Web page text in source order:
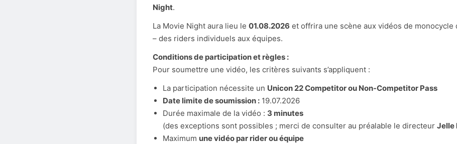
Night.
La Movie Night aura lieu le 01.08.2026 et offrira une scène aux vidéos de monocycle
– des riders individuels aux équipes.
Conditions de participation et règles :
Pour soumettre une vidéo, les critères suivants s’appliquent :
La participation nécessite un Unicon 22 Competitor ou Non-Competitor Pass
Date limite de soumission : 19.07.2026
Durée maximale de la vidéo : 3 minutes
(des exceptions sont possibles ; merci de consulter au préalable le directeur Jelle
Maximum une vidéo par rider ou équipe